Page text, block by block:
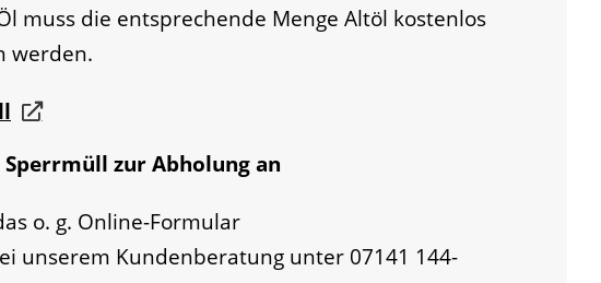
muss die entsprechende Menge Altöl kostenlos
werden.
zur Abholung an
o. g. Online-Formular
unserem Kundenberatung unter 07141 144-